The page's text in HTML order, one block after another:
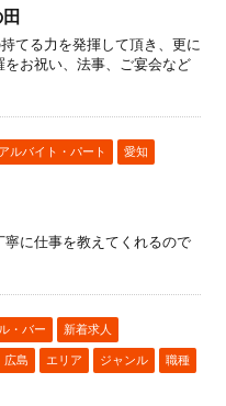
てる力を発揮して頂き、更に
お祝い、法事、ご宴会など
アルバイト・パート 愛知
に仕事を教えてくれるので
・バー 新着求人
広島 エリア ジャンル 職種